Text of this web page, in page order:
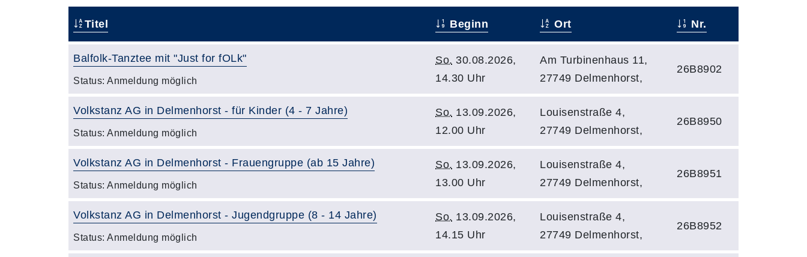
Titel Beginn Ort Nr.
Balfolk-Tanztee mit "Just for fOLk"
Status: Anmeldung möglich
So. 30.08.2026,
14.30 Uhr
Am Turbinenhaus 11,
27749 Delmenhorst,
26B8902
Volkstanz AG in Delmenhorst - für Kinder (4 - 7 Jahre)
Status: Anmeldung möglich
So. 13.09.2026,
12.00 Uhr
Louisenstraße 4,
27749 Delmenhorst,
26B8950
Volkstanz AG in Delmenhorst - Frauengruppe (ab 15 Jahre)
Status: Anmeldung möglich
So. 13.09.2026,
13.00 Uhr
Louisenstraße 4,
27749 Delmenhorst,
26B8951
Volkstanz AG in Delmenhorst - Jugendgruppe (8 - 14 Jahre)
Status: Anmeldung möglich
So. 13.09.2026,
14.15 Uhr
Louisenstraße 4,
27749 Delmenhorst,
26B8952